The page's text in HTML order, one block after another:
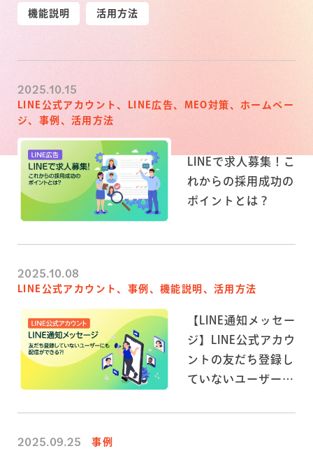
機能説明 活用方法
2025.10.15
LINE公式アカウント、LINE広告、MEO対策、ホームペー
ジ、事例、活用方法
LINEで求人募集！こ
れからの採用成功の
ポイントとは？
2025.10.08
LINE公式アカウント、事例、機能説明、活用方法
【LINE通知メッセー
ジ】LINE公式アカウ
ントの友だち登録し
ていないユーザーに
2025.09.25 事例